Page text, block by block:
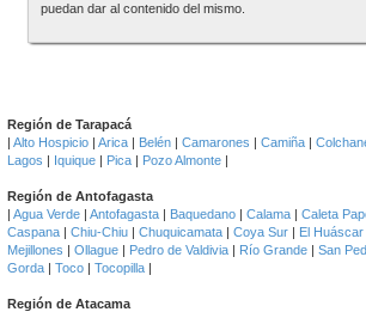
puedan dar al contenido del mismo.
Región de Tarapacá
| Alto Hospicio | Arica | Belén | Camarones | Camiña |
Lagos | Iquique | Pica | Pozo Almonte |
Región de Antofagasta
| Agua Verde | Antofagasta | Baquedano | Calama | Caleta
Caspana | Chiu-Chiu | Chuquicamata | Coya Sur | El Huáscar
Mejillones | Ollague | Pedro de Valdivia | Río Grande | San
Gorda | Toco | Tocopilla |
Región de Atacama